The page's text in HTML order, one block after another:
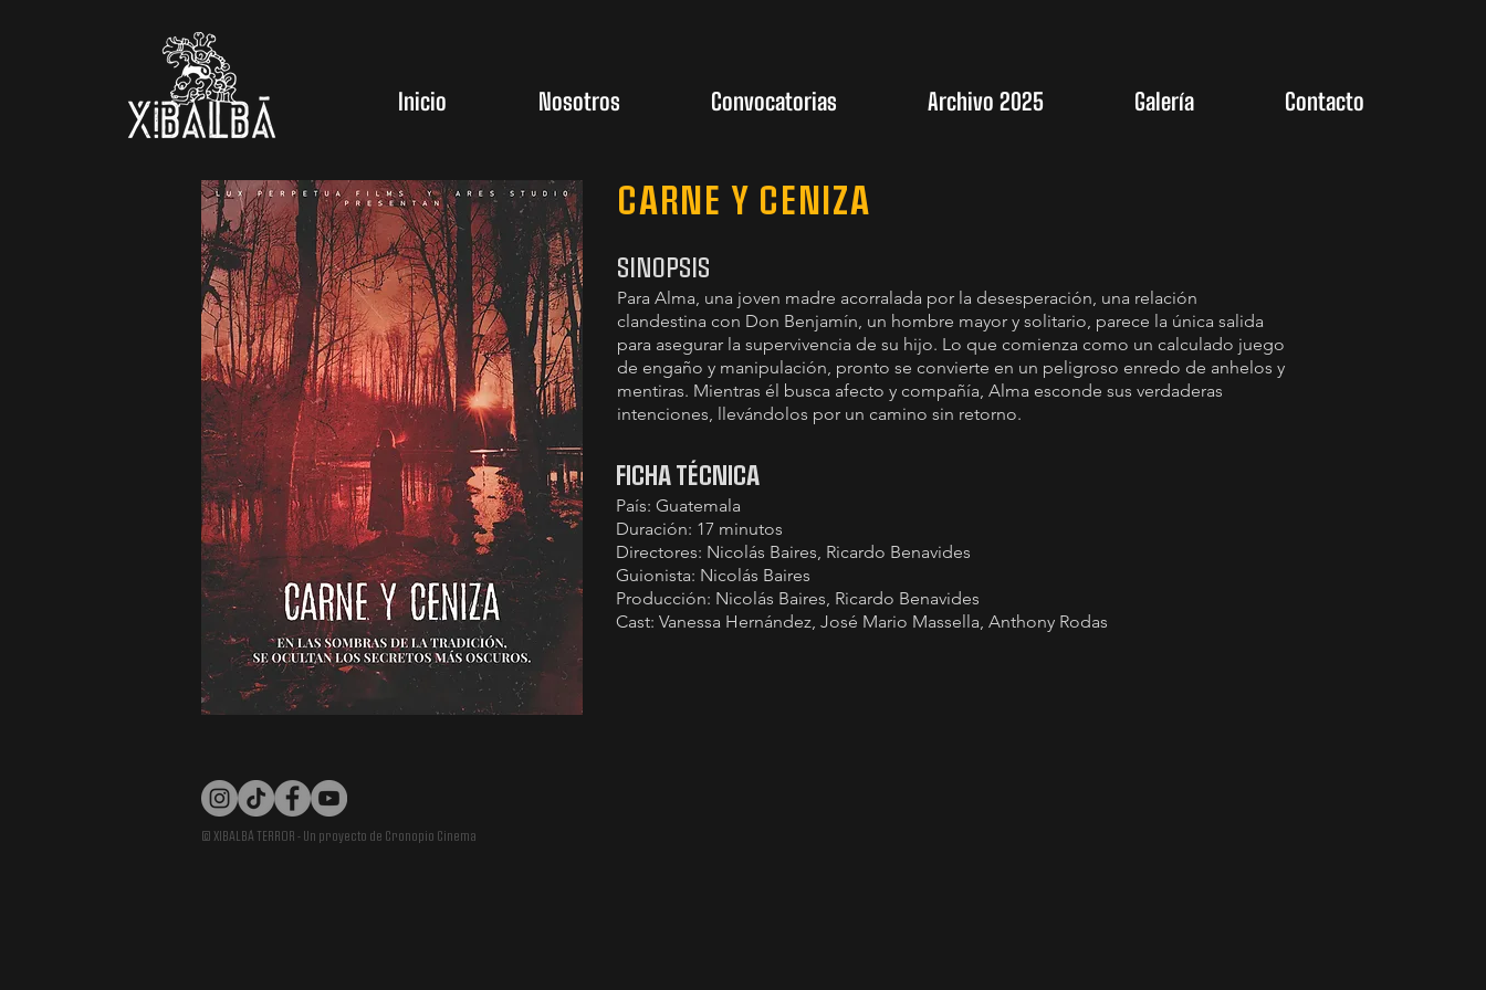
Inicio Nosotros Convocatorias Archivo 2025 Galería Contacto
CARNE Y CENIZA
SINOPSIS
Para Alma, una joven madre acorralada por la desesperación, una relación
clandestina con Don Benjamín, un hombre mayor y solitario, parece la única salida
para asegurar la supervivencia de su hijo. Lo que comienza como un calculado juego
de engaño y manipulación, pronto se convierte en un peligroso enredo de anhelos y
mentiras. Mientras él busca afecto y compañía, Alma esconde sus verdaderas
intenciones, llevándolos por un camino sin retorno.
FICHA TÉCNICA
País: Guatemala
Duración: 17 minutos
Directores: Nicolás Baires, Ricardo Benavides
Guionista: Nicolás Baires
Producción: Nicolás Baires, Ricardo Benavides
Cast: Vanessa Hernández, José Mario Massella, Anthony Rodas
© XIBALBÁ TERROR - Un proyecto de Cronopio Cinema